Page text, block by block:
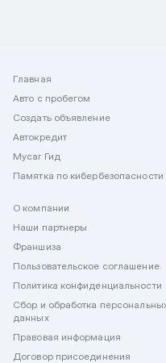
Главная
Авто с пробегом
Создать объявление
Автокредит
Mycar Гид
Памятка по кибербезопасности
О компании
Наши партнеры
Франшиза
Пользовательское соглашение
Политика конфиденциальности
Сбор и обработка
данных
Правовая информация
Договор присоединения